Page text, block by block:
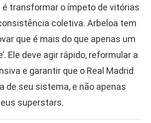
é transformar o ímpeto de vitórias
coletiva. Arbeloa tem
que é mais do que apenas um
Ele deve agir rápido, reformular a
e garantir que o Real Madrid
de seu sistema, e não apenas
superstars.